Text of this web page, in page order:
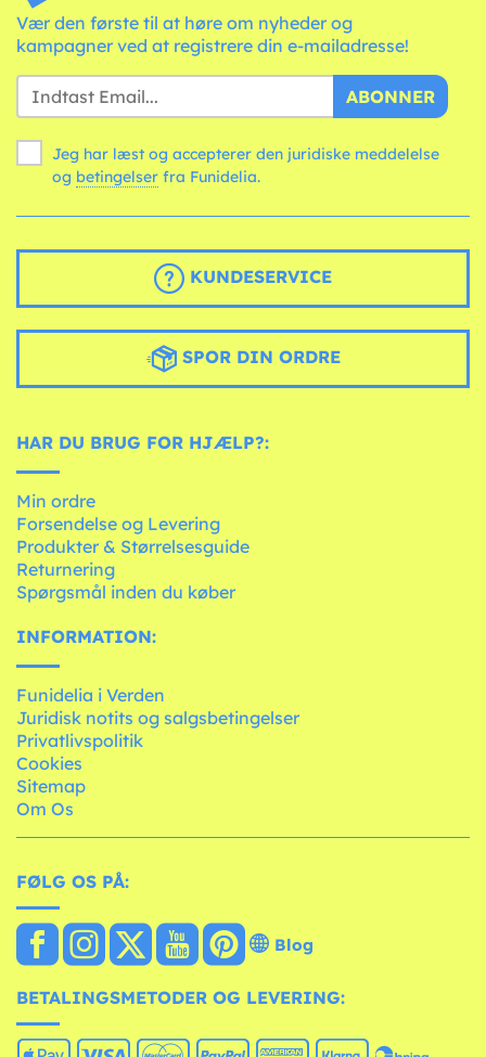
Vær den første til at høre om nyheder og
kampagner ved at registrere din e-mailadresse!
ABONNER
Jeg har læst og accepterer den juridiske meddelelse
og betingelser fra Funidelia.
KUNDESERVICE
SPOR DIN ORDRE
HAR DU BRUG FOR HJÆLP?:
Min ordre
Forsendelse og Levering
Produkter & Størrelsesguide
Returnering
Spørgsmål inden du køber
INFORMATION:
Funidelia i Verden
Juridisk notits og salgsbetingelser
Privatlivspolitik
Cookies
Sitemap
Om Os
FØLG OS PÅ:
Blog
BETALINGSMETODER OG LEVERING: